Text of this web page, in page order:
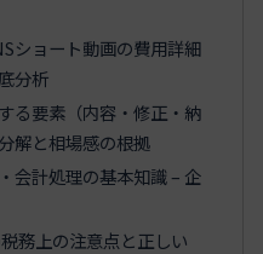
ショート動画の費用詳細
分析
る要素（内容・修正・納
解と相場感の根拠
会計処理の基本知識 – 企
務上の注意点と正しい